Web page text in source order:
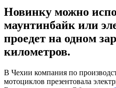
Новинку можно
маунтинбайк или
проедет на одном
километров.
В Чехии компания по
мотоциклов презентовала